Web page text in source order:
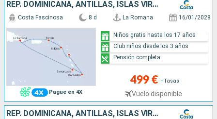
REP. DOMINICANA, ANTILLAS, ISLAS VÍRGENES
Pague en 4X
Costa Fascinosa 8 d La Romana 16/01/2028
499 € +Tasas
Vuelo disponible
Niños gratis hasta los 17 años
Club niños desde los 3 años
Pensión completa
REP. DOMINICANA, ANTILLAS, ISLAS VÍRGENES